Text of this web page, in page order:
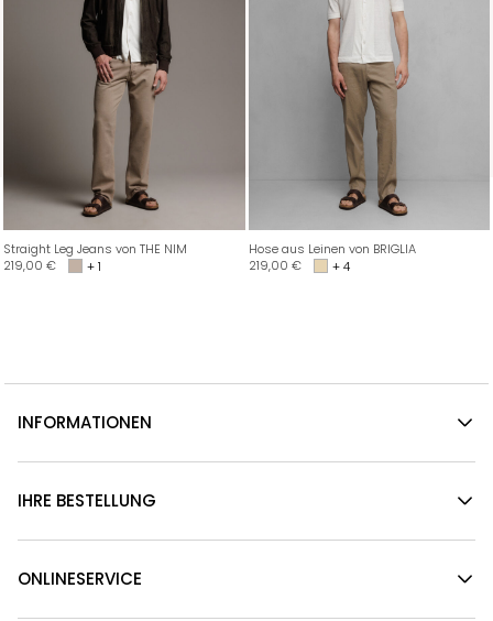
Straight Leg Jeans von THE NIM
219,00 € + 1
Hose aus Leinen von BRIGLIA
219,00 € + 4
INFORMATIONEN
IHRE BESTELLUNG
ONLINESERVICE